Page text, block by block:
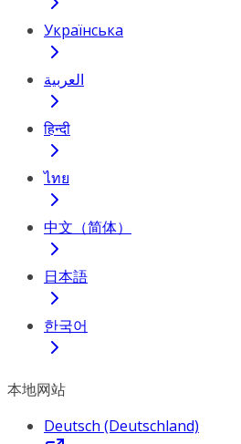
Українська
العربية
हिन्दी
ไทย
中文（简体）
日本語
한국어
本地网站
Deutsch (Deutschland)